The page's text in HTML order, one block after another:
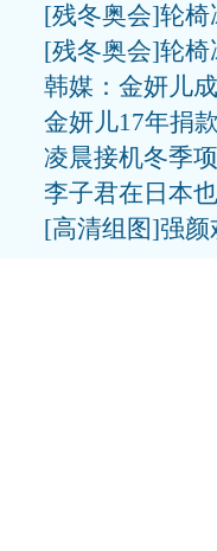
[残冬奥会]轮椅
[残冬奥会]轮
韩媒：金妍儿
金妍儿17年捐
凌晨接机冬季
李子君在日本
[高清组图]强颜